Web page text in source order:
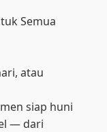
Semua
atau
siap huni
— dari